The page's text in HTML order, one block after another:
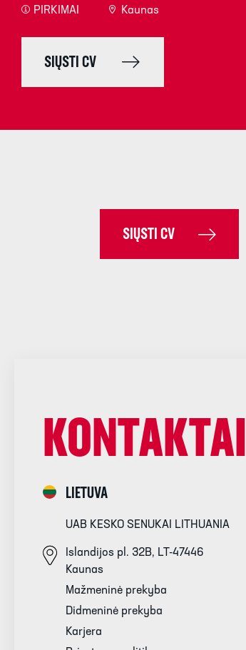
PIRKIMAI Kaunas
SIŲSTI CV
SIŲSTI CV
KONTAKTAI
LIETUVA
UAB KESKO SENUKAI LITHUANIA
Islandijos pl. 32B, LT-47446
Kaunas
Mažmeninė prekyba
Didmeninė prekyba
Karjera